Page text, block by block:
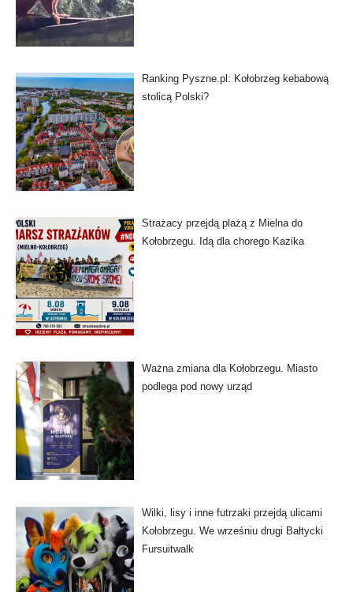
Ranking Pyszne.pl: Kołobrzeg kebabową
stolicą Polski?
Strażacy przejdą plażą z Mielna do
Kołobrzegu. Idą dla chorego Kazika
Ważna zmiana dla Kołobrzegu. Miasto
podlega pod nowy urząd
Wilki, lisy i inne futrzaki przejdą ulicami
Kołobrzegu. We wrześniu drugi Bałtycki
Fursuitwalk